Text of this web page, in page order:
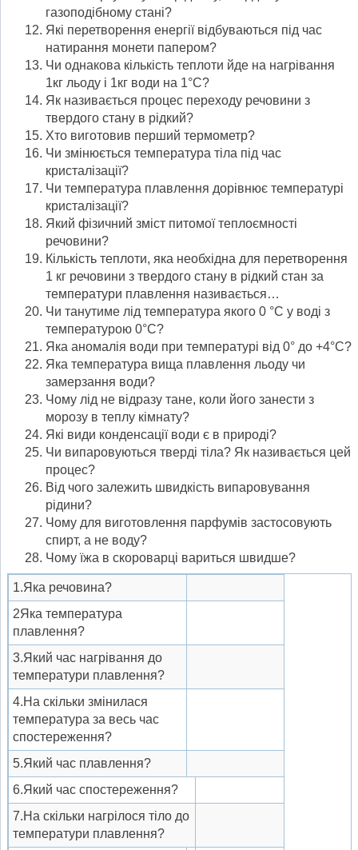
газоподібному стані?
Які перетворення енергії відбуваються під час
натирання монети папером?
Чи однакова кількість теплоти йде на нагрівання
1кг льоду і 1кг води на 1°С?
Як називається процес переходу речовини з
твердого стану в рідкий?
Хто виготовив перший термометр?
Чи змінюється температура тіла під час
кристалізації?
Чи температура плавлення дорівнює температурі
кристалізації?
Який фізичний зміст питомої теплоємності
речовини?
Кількість теплоти, яка необхідна для перетворення
1 кг речовини з твердого стану в рідкий стан за
температури плавлення називається…
Чи танутиме лід температура якого 0 °С у воді з
температурою 0°С?
Яка аномалія води при температурі від 0° до +4°С?
Яка температура вища плавлення льоду чи
замерзання води?
Чому лід не відразу тане, коли його занести з
морозу в теплу кімнату?
Які види конденсації води є в природі?
Чи випаровуються тверді тіла? Як називається цей
процес?
Від чого залежить швидкість випаровування
рідини?
Чому для виготовлення парфумів застосовують
спирт, а не воду?
Чому їжа в скороварці вариться швидше?
1.Яка речовина?
2Яка температура
плавлення?
3.Який час нагрівання до
температури плавлення?
4.На скільки змінилася
температура за весь час
спостереження?
5.Який час плавлення?
6.Який час спостереження?
7.На скільки нагрілося тіло до
температури плавлення?